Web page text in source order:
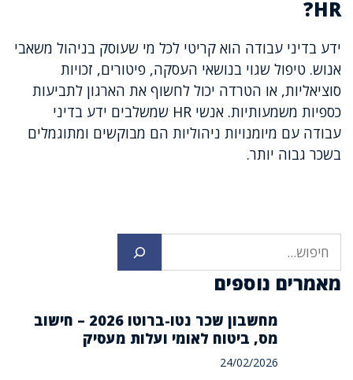
HR?
ידע בדיני עבודה הוא קריטי לכל מי שעוסק בניהול משאבי
אנוש. טיפול שגוי בנושאי העסקה, פיטורים, זכויות
סוציאליות, או הטרדה יכול לחשוף את הארגון לתביעות
כספיות משמעותיות. אנשי HR שמשלבים ידע בדיני
עבודה עם מיומנויות ניהוליות הם מבוקשים ומתוגמלים
בשכר גבוה יותר.
מאמרים נוספים
מחשבון שכר נטו-ברוטו 2026 – חישוב
מס, ביטוח לאומי ועלות מעסיק
24/02/2026